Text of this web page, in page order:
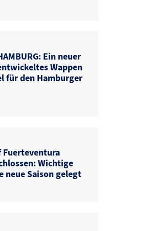
Ein neuer
Wappen
für den Hamburger
Fuerteventura
Wichtige
neue Saison gelegt